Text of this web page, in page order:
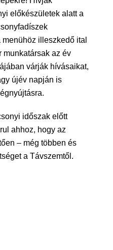
előkészületek alatt a
illeszkedő ital
munkatársak az év
várják hívásaikat,
újév napján is
időszak előtt
ahhoz, hogy az
– még többen és
a Távszemtől.